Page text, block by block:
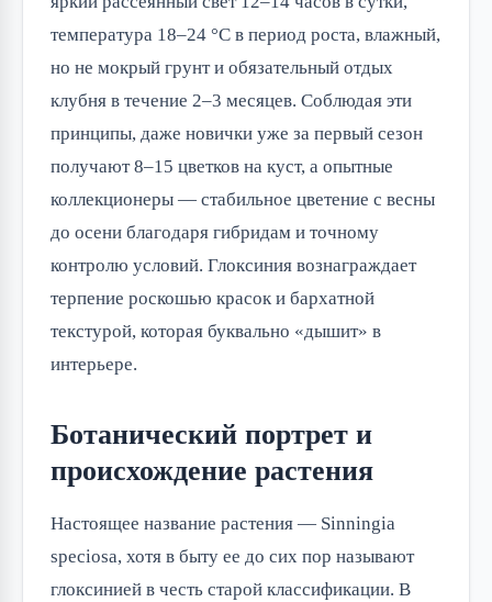
температура 18–24 °C в период роста, влажный,
но не мокрый грунт и обязательный отдых
клубня в течение 2–3 месяцев. Соблюдая эти
принципы, даже новички уже за первый сезон
получают 8–15 цветков на куст, а опытные
коллекционеры — стабильное цветение с весны
до осени благодаря гибридам и точному
контролю условий. Глоксиния вознаграждает
терпение роскошью красок и бархатной
текстурой, которая буквально «дышит» в
интерьере.
Ботанический портрет и
происхождение растения
Настоящее название растения — Sinningia
speciosa, хотя в быту ее до сих пор называют
глоксинией в честь старой классификации. В